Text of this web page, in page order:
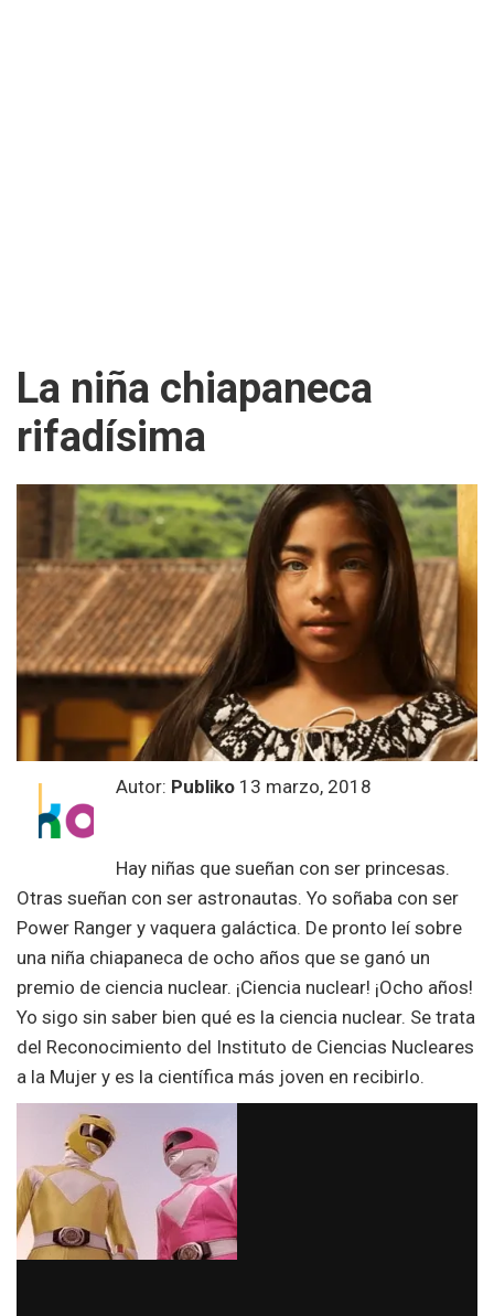
La niña chiapaneca
rifadísima
Autor: Publiko 13 marzo, 2018
Hay niñas que sueñan con ser princesas.
Otras sueñan con ser astronautas. Yo soñaba con ser
Power Ranger y vaquera galáctica. De pronto leí sobre
una niña chiapaneca de ocho años que se ganó un
premio de ciencia nuclear. ¡Ciencia nuclear! ¡Ocho años!
Yo sigo sin saber bien qué es la ciencia nuclear. Se trata
del Reconocimiento del Instituto de Ciencias Nucleares
a la Mujer y es la científica más joven en recibirlo.